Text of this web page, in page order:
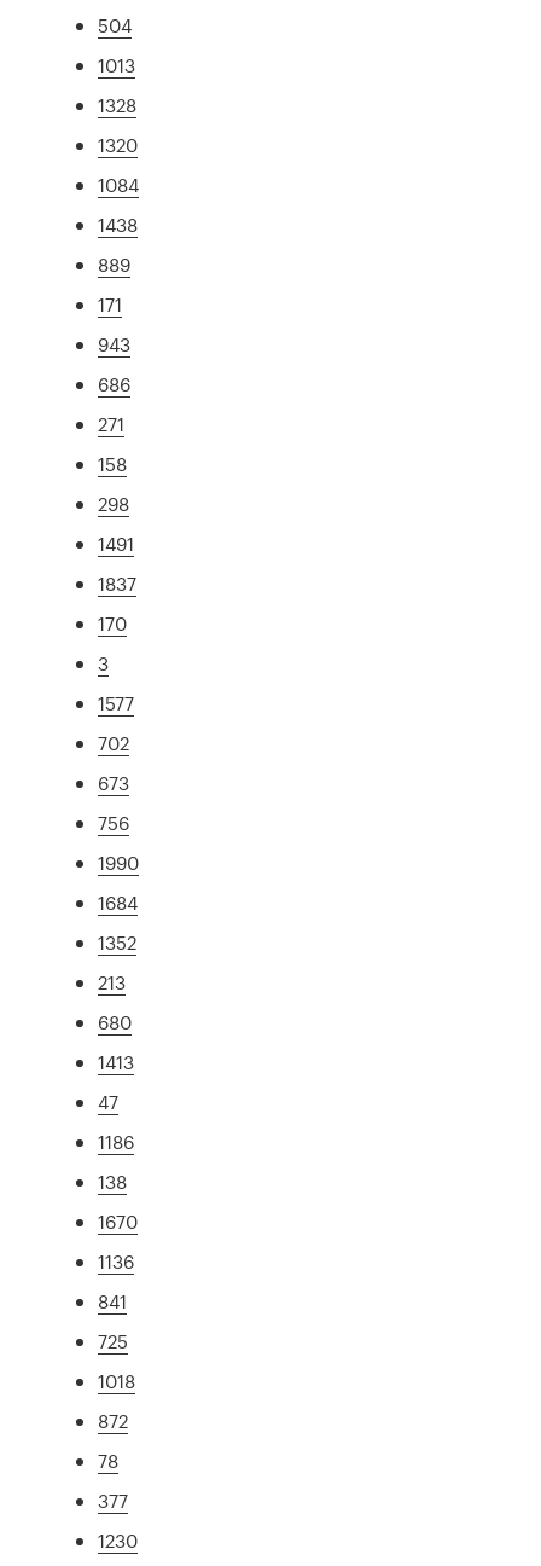
504
1013
1328
1320
1084
1438
889
171
943
686
271
158
298
1491
1837
170
3
1577
702
673
756
1990
1684
1352
213
680
1413
47
1186
138
1670
1136
841
725
1018
872
78
377
1230